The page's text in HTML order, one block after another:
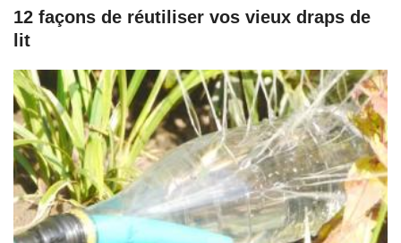
12 façons de réutiliser vos vieux draps de
lit